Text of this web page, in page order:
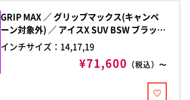
GRIP MAX ／ グリップマックス(キャンペ
ーン対象外) ／ アイスX SUV BSW ブラック
サイドウォール(限定2024年製)
インチサイズ：14,17,19
¥71,600 （税込）〜